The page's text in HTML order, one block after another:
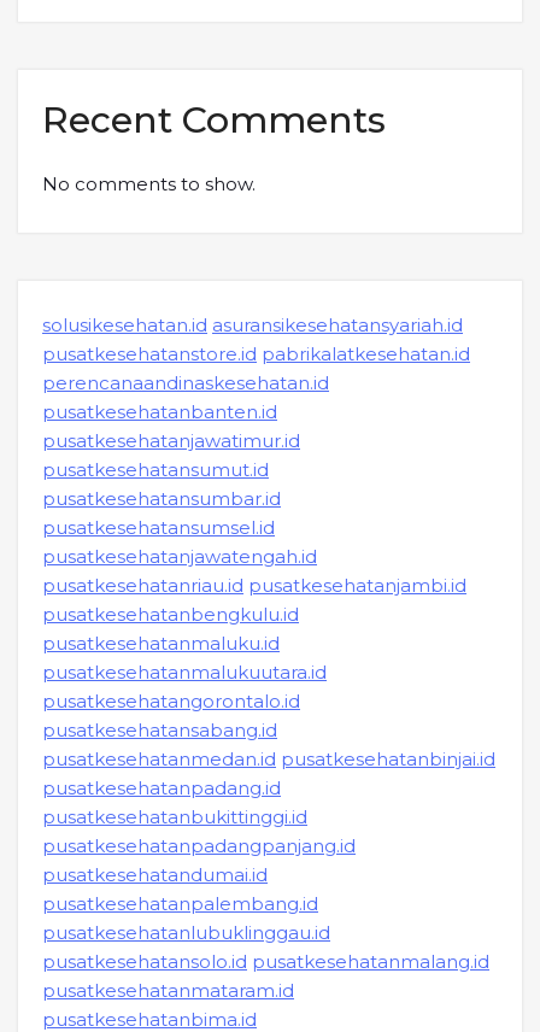
Recent Comments
No comments to show.
solusikesehatan.id asuransikesehatansyariah.id
pusatkesehatanstore.id pabrikalatkesehatan.id
perencanaandinaskesehatan.id
pusatkesehatanbanten.id
pusatkesehatanjawatimur.id
pusatkesehatansumut.id
pusatkesehatansumbar.id
pusatkesehatansumsel.id
pusatkesehatanjawatengah.id
pusatkesehatanriau.id pusatkesehatanjambi.id
pusatkesehatanbengkulu.id
pusatkesehatanmaluku.id
pusatkesehatanmalukuutara.id
pusatkesehatangorontalo.id
pusatkesehatansabang.id
pusatkesehatanmedan.id pusatkesehatanbinjai.id
pusatkesehatanpadang.id
pusatkesehatanbukittinggi.id
pusatkesehatanpadangpanjang.id
pusatkesehatandumai.id
pusatkesehatanpalembang.id
pusatkesehatanlubuklinggau.id
pusatkesehatansolo.id pusatkesehatanmalang.id
pusatkesehatanmataram.id
pusatkesehatanbima.id